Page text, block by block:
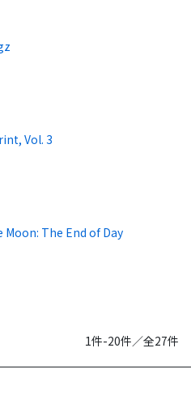
Vol. 3
Moon: The End of Day
1件-20件／全27件